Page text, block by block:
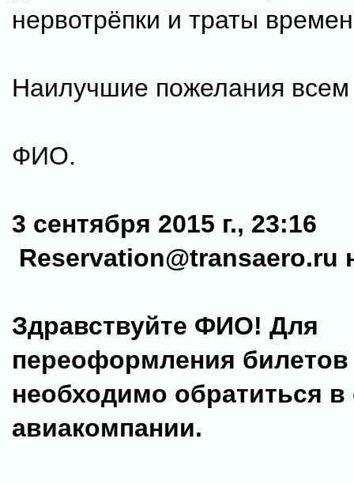
нервотрёпки и траты
Наилучшие пожелания
ФИО.
3 сентября 2015 г., 23:16
Reservation@transaero.ru
Здравствуйте ФИО! Для
переоформления
необходимо обратиться
авиакомпании.